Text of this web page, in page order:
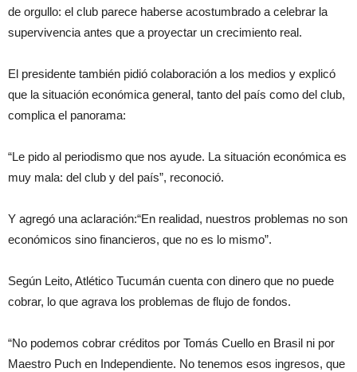
de orgullo: el club parece haberse acostumbrado a celebrar la
supervivencia antes que a proyectar un crecimiento real.
El presidente también pidió colaboración a los medios y explicó
que la situación económica general, tanto del país como del club,
complica el panorama:
“Le pido al periodismo que nos ayude. La situación económica es
muy mala: del club y del país”, reconoció.
Y agregó una aclaración:“En realidad, nuestros problemas no son
económicos sino financieros, que no es lo mismo”.
Según Leito, Atlético Tucumán cuenta con dinero que no puede
cobrar, lo que agrava los problemas de flujo de fondos.
“No podemos cobrar créditos por Tomás Cuello en Brasil ni por
Maestro Puch en Independiente. No tenemos esos ingresos, que